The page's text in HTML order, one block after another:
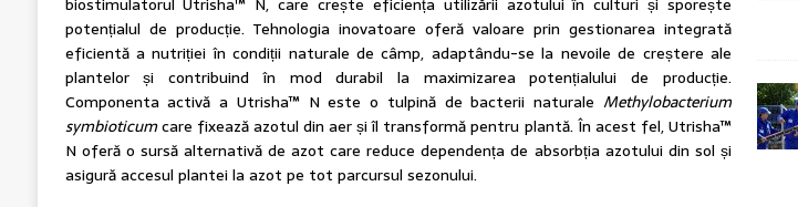
potențialul de producție. Tehnologia inovatoare oferă valoare prin gestionarea integrată
eficientă a nutriției în condiții naturale de câmp, adaptându-se la nevoile de creștere ale
plantelor și contribuind în mod durabil la maximizarea potențialului de producție.
Componenta activă a Utrisha™ N este o tulpină de bacterii naturale Methylobacterium
symbioticumcare fixează azotul din aer și îl transformă pentru plantă. În acest fel, Utrisha™
N oferă o sursă alternativă de azot care reduce dependența de absorbția azotului din sol și
asigură accesul plantei la azot pe tot parcursul sezonului.